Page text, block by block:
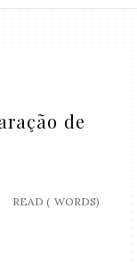
de
READ ( WORDS)